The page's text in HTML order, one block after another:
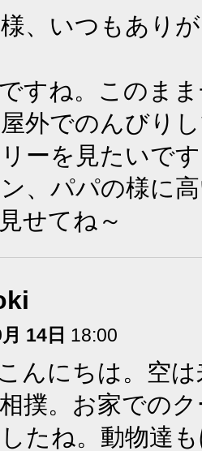
、いつもあり
すね。このま
外でのんびり
ーを見たいで
、パパの様に
せてね～
14日 18:00
んにちは。空
撲。お家での
たね。動物達